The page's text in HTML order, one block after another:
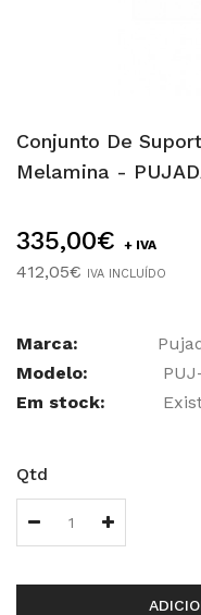
Conjunto De
Melamina -
335,00€ + IVA
412,05€ IVA INCLUÍDO
Marca:
Modelo:
Em stock:
Qtd